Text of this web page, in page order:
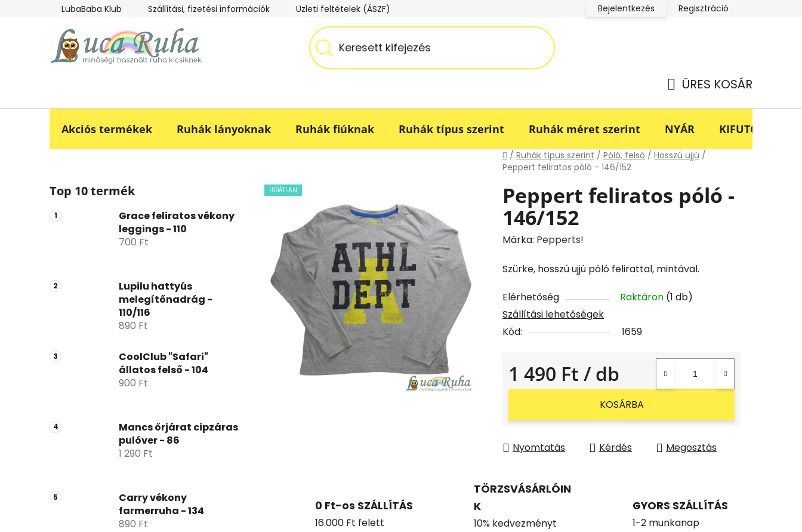
tartalomhoz
LubaBaba Klub Szállítási, fizetési információk Üzleti feltételek (ÁSZF) LucaBaba Klub adatkezelési tájékoztató
Bejelentkezés Regisztráció
ÜRES KOSÁR
Akciós termékek Ruhák lányoknak Ruhák fiúknak Ruhák típus szerint Ruhák méret szerint NYÁR KIFUTÓ -70%
Kezdőlap
/ Ruhák típus szerint / Póló, felső / Hosszú ujjú /
Peppert feliratos póló - 146/152
l
d
a
p
l
Top 10 termék
Grace feliratos vékony
leggings - 110
700 Ft
Lupilu hattyús
melegítőnadrág -
110/116
890 Ft
CoolClub "Safari"
állatos felső - 104
900 Ft
Mancs őrjárat cipzáras
pulóver - 86
1 290 Ft
Carry vékony
farmerruha - 134
890 Ft
Peppert feliratos póló -
146/152
Márka: Pepperts!
Szürke, hosszú ujjú póló felirattal, mintával.
Elérhetőség Raktáron (1 db)
Szállítási lehetőségek
Kód:
1659
1 490 Ft / db
Egységár:
KOSÁRBA
Nyomtatás Kérdés Megosztás
HIBÁTLAN
0 Ft-os SZÁLLÍTÁS
16.000 Ft felett
TÖRZSVÁSÁRLÓIN
K
10% kedvezményt
GYORS SZÁLLÍTÁS
1-2 munkanap